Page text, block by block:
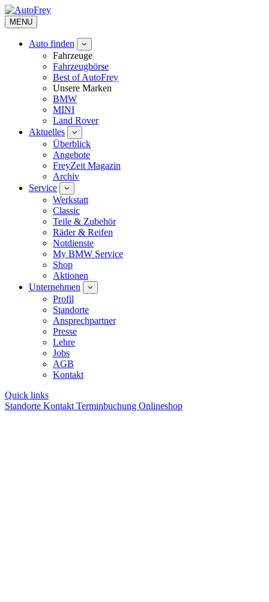
MENU
Auto finden
Fahrzeuge
Fahrzeugbörse
Best of AutoFrey
Unsere Marken
BMW
MINI
Land Rover
Aktuelles
Überblick
Angebote
FreyZeit Magazin
Archiv
Service
Werkstatt
Classic
Teile & Zubehör
Räder & Reifen
Notdienste
My BMW Service
Shop
Aktionen
Unternehmen
Profil
Standorte
Ansprechpartner
Presse
Lehre
Jobs
AGB
Kontakt
Quick links
Standorte Kontakt Terminbuchung Onlineshop